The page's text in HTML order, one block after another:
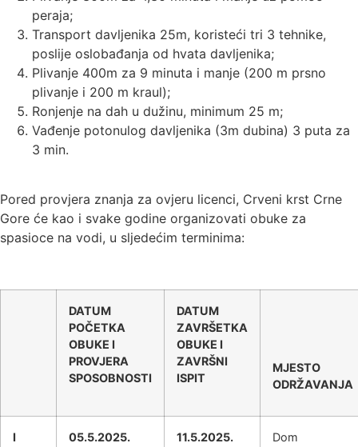
peraja;
Transport davljenika 25m, koristeći tri 3 tehnike,
poslije oslobađanja od hvata davljenika;
Plivanje 400m za 9 minuta i manje (200 m prsno
plivanje i 200 m kraul);
Ronjenje na dah u dužinu, minimum 25 m;
Vađenje potonulog davljenika (3m dubina) 3 puta za
3 min.
Pored provjera znanja za ovjeru licenci, Crveni krst Crne
Gore će kao i svake godine organizovati obuke za
spasioce na vodi, u sljedećim terminima:
DATUM
POČETKA
OBUKE I
PROVJERA
SPOSOBNOSTI
DATUM
ZAVRŠETKA
OBUKE I
ZAVRŠNI
ISPIT
MJESTO
ODRŽAVANJA
I 05.5.2025. 11.5.2025. Dom